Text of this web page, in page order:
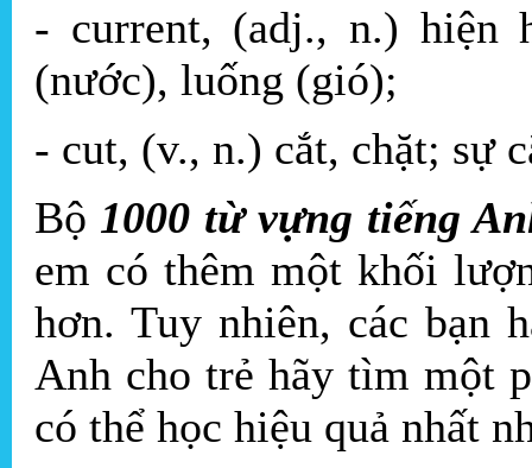
- current, (adj., n.) hiện
(nước), luống (gió);
- cut, (v., n.) cắt, chặt; sự
Bộ 1000 từ vựng tiếng
em có thêm một khối
hơn. Tuy nhiên, các bạn
Anh cho trẻ hãy tìm một
có thể học hiệu quả nhất